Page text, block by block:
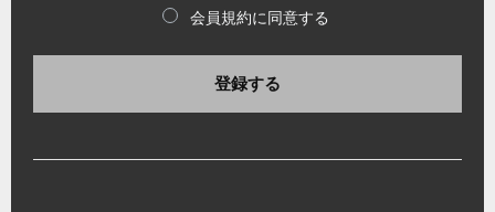
会員規約に同意する
登録する